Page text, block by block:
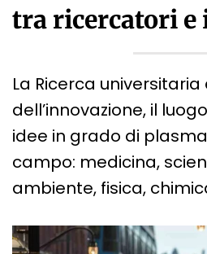
tra ricercatori
La Ricerca universitaria
dell’innovazione, il
idee in grado di
campo: medicina,
ambiente, fisica,